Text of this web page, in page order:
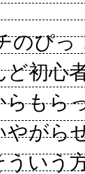
のぴ
ど初心
らもら
やがら
ういう